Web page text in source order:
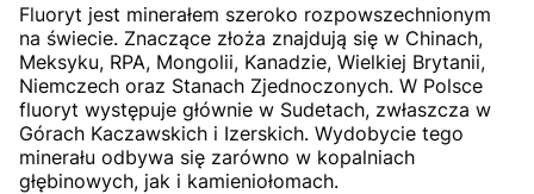
Fluoryt jest minerałem szeroko rozpowszechnionym
na świecie. Znaczące złoża znajdują się w Chinach,
Meksyku, RPA, Mongolii, Kanadzie, Wielkiej Brytanii,
Niemczech oraz Stanach Zjednoczonych. W Polsce
fluoryt występuje głównie w Sudetach, zwłaszcza w
Górach Kaczawskich i Izerskich. Wydobycie tego
minerału odbywa się zarówno w kopalniach
głębinowych, jak i kamieniołomach.